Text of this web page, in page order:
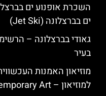
השכרת אופנוע ים
ים בברצלונה (Jet Ski)
גאודי בברצלונה –
בעיר
מוזיאון האמנות
למוזיאון – Contemporary Art